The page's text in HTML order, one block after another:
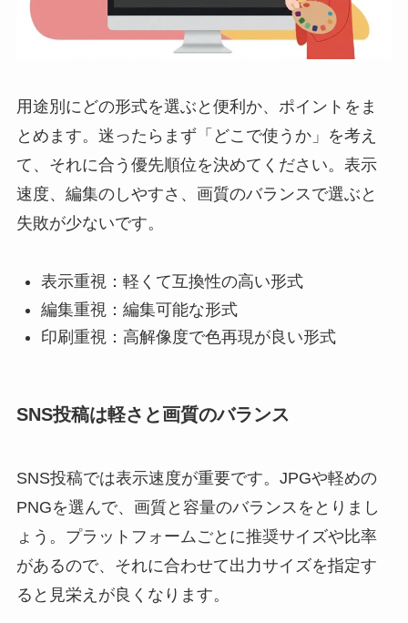
用途別にどの形式を選ぶと便利か、ポイントをま
とめます。迷ったらまず「どこで使うか」を考え
て、それに合う優先順位を決めてください。表示
速度、編集のしやすさ、画質のバランスで選ぶと
失敗が少ないです。
表示重視：軽くて互換性の高い形式
編集重視：編集可能な形式
印刷重視：高解像度で色再現が良い形式
SNS投稿は軽さと画質のバランス
SNS投稿では表示速度が重要です。JPGや軽めの
PNGを選んで、画質と容量のバランスをとりまし
ょう。プラットフォームごとに推奨サイズや比率
があるので、それに合わせて出力サイズを指定す
ると見栄えが良くなります。